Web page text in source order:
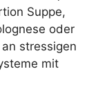
Suppe,
oder
stressigen
mit